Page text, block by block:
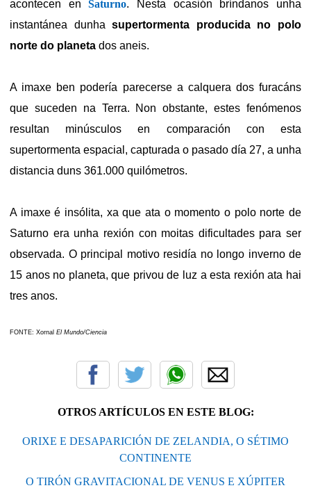
acontecen enSaturno. Nesta ocasión bríndanos unha
instantánea dunhasupertormenta producida no polo
norte do planeta dos aneis.
A imaxe ben podería parecerse a calquera dos furacáns
que suceden na Terra. Non obstante, estes fenómenos
resultan minúsculos en comparación con esta
supertormenta espacial, capturada o pasado día 27, a unha
distancia duns 361.000 quilómetros.
A imaxe é insólita, xa que ata o momento o polo norte de
Saturno era unha rexión con moitas dificultades para ser
observada. O principal motivo residía no longo inverno de
15 anos no planeta, que privou de luz a esta rexión ata hai
tres anos.
FONTE: Xornal El Mundo/Ciencia
OTROS ARTÍCULOS EN ESTE BLOG:
ORIXE E DESAPARICIÓN DE ZELANDIA, O SÉTIMO
CONTINENTE
O TIRÓN GRAVITACIONAL DE VENUS E XÚPITER